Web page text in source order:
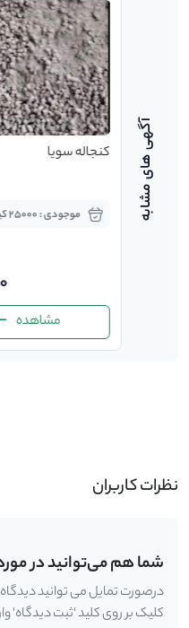
کنجاله سویا
موجودی : 25000 کیلوگرم
مشاهده
نظرات کاربران
شما هم می‌توانید در
درصورت تمایل می توانید
کلیک بر روی کلید 'ثبت دیدگاه'